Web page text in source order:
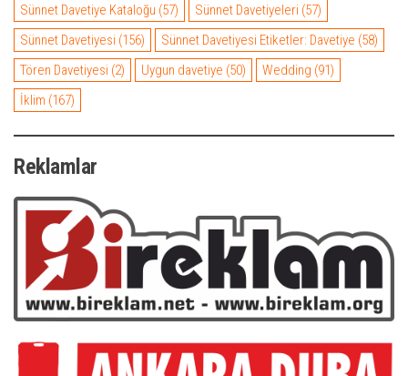
Sünnet Davetiye Kataloğu (57) Sünnet Davetiyeleri (57)
Sünnet Davetiyesi (156) Sünnet Davetiyesi Etiketler: Davetiye (58)
Tören Davetiyesi (2) Uygun davetiye (50) Wedding (91)
İklim (167)
Reklamlar